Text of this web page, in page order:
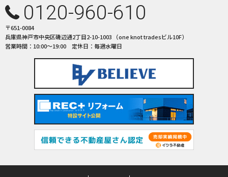
0120-960-610
〒651-0084
兵庫県神戸市中央区磯辺通2丁目2-10-1003 （one knot tradesビル10F）
営業時間：10:00〜19:00 定休日：毎週水曜日